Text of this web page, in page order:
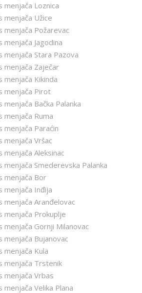
menjača Loznica
menjača Užice
menjača Požarevac
menjača Jagodina
menjača Stara Pazova
menjača Zaječar
menjača Kikinda
menjača Pirot
menjača Bačka Palanka
menjača Ruma
menjača Paraćin
menjača Vršac
menjača Aleksinac
menjača Smederevska Palanka
menjača Bor
menjača Inđija
menjača Aranđelovac
menjača Prokuplje
menjača Gornji Milanovac
menjača Bujanovac
menjača Kula
menjača Trstenik
menjača Vrbas
menjača Velika Plana